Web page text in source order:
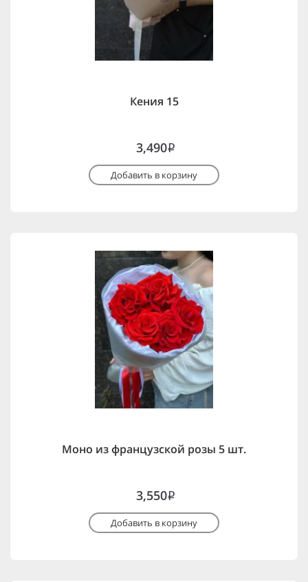
Кения 15
3,490i
Добавить в корзину
Моно из французской розы 5 шт.
3,550i
Добавить в корзину